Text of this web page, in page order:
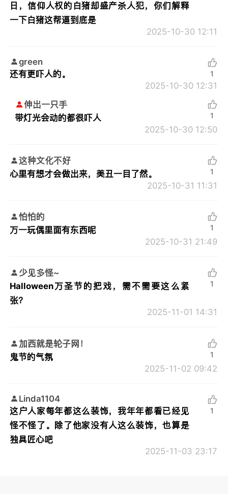
日，信仰人权的白猪却盛产杀人犯，你们解释
一下白猪这帮逼到底是
2025-10-30 12:11
green
还有更吓人的。
2025-10-30 12:31
1
伸出一只手
带灯光会动的都很吓人
2025-10-30 12:50
1
这种文化不好
心里有想才会做出来，美丑一目了然。
2025-10-31 11:31
1
怕怕的
万一玩偶里面有东西呢
2025-10-31 21:49
1
少见多怪~
Halloween万圣节的把戏，需不需要这么紧
张？
2025-11-01 14:31
1
加西就是轮子网！
鬼节的气氛
2025-11-02 09:42
1
Linda1104
这户人家每年都这么装饰，我年年都看已经见
怪不怪了。除了他家没有人这么装饰，也算是
独具匠心吧
2025-11-03 23:17
1